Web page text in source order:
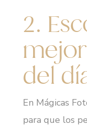
2.
del
En Mágicas
para que los